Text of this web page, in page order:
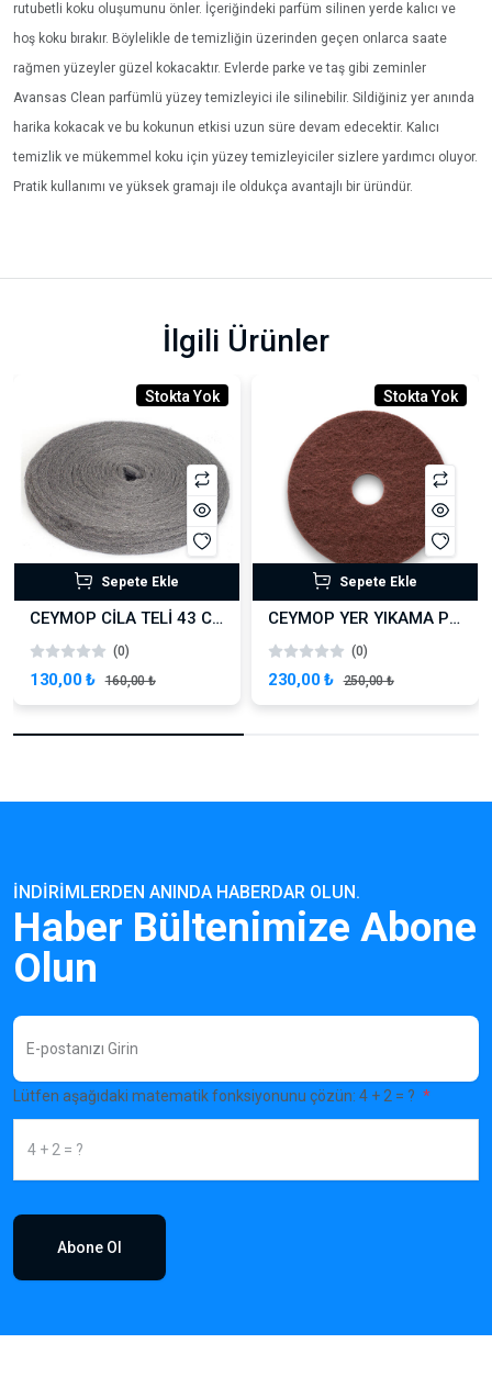
rutubetli koku oluşumunu önler. İçeriğindeki parfüm silinen yerde kalıcı ve
hoş koku bırakır. Böylelikle de temizliğin üzerinden geçen onlarca saate
rağmen yüzeyler güzel kokacaktır. Evlerde parke ve taş gibi zeminler
Avansas Clean parfümlü yüzey temizleyici ile silinebilir. Sildiğiniz yer anında
harika kokacak ve bu kokunun etkisi uzun süre devam edecektir. Kalıcı
temizlik ve mükemmel koku için yüzey temizleyiciler sizlere yardımcı oluyor.
Pratik kullanımı ve yüksek gramajı ile oldukça avantajlı bir üründür.
İlgili Ürünler
Stokta Yok
Sepete Ekle
CEYMOP CİLA TELİ 43 CM
(0)
130,00 ₺ 160,00 ₺
Stokta Yok
Sepete Ekle
CEYMOP YER YIKAMA PEDİ 51 CM KAHVERENGİ
(0)
230,00 ₺ 250,00 ₺
İNDIRIMLERDEN ANINDA HABERDAR OLUN.
Haber Bültenimize Abone
Olun
Lütfen aşağıdaki matematik fonksiyonunu çözün: 4 + 2 = ?
Abone Ol